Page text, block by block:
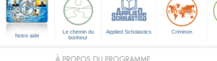
Notre aide
Le chemin du
bonheur
Applied Scholastics Criminon